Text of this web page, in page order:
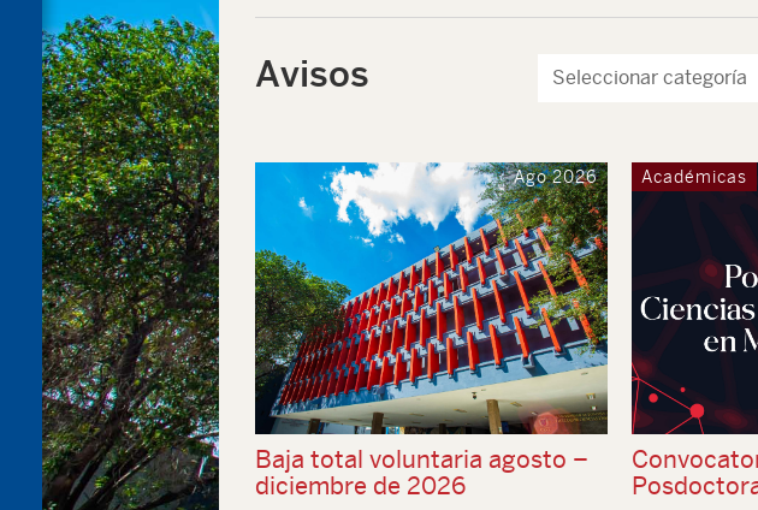
Avisos
Ago 2026
Baja total voluntaria agosto –
diciembre de 2026
Académicas